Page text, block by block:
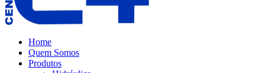
Home
Quem Somos
Produtos